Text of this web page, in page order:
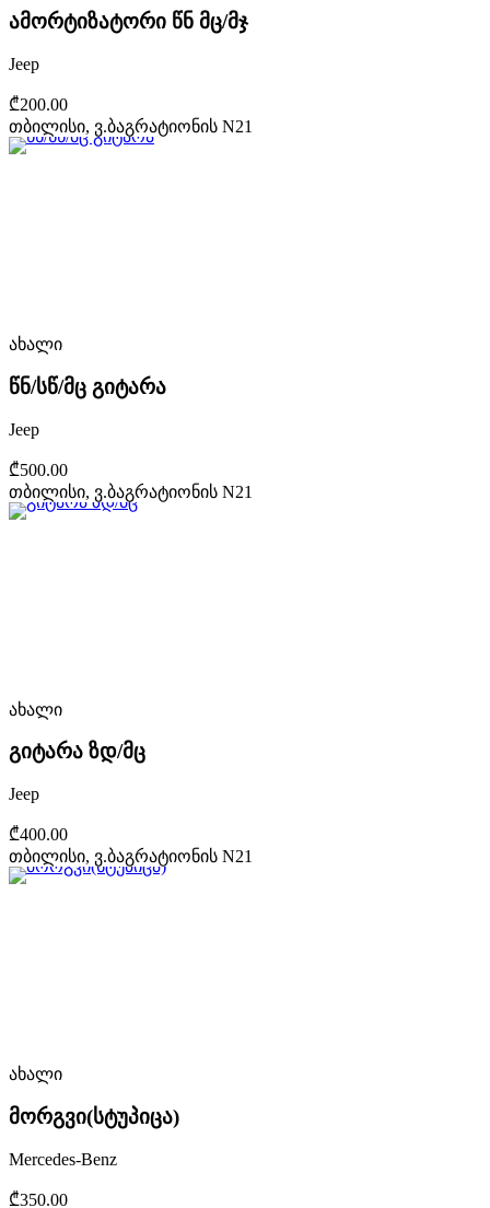
ამორტიზატორი წნ მც/მჯ
Jeep
₾200.00
თბილისი, ვ.ბაგრატიონის N21
ახალი
წნ/სწ/მც გიტარა
Jeep
₾500.00
თბილისი, ვ.ბაგრატიონის N21
ახალი
გიტარა ზდ/მც
Jeep
₾400.00
თბილისი, ვ.ბაგრატიონის N21
ახალი
მორგვი(სტუპიცა)
Mercedes-Benz
₾350.00